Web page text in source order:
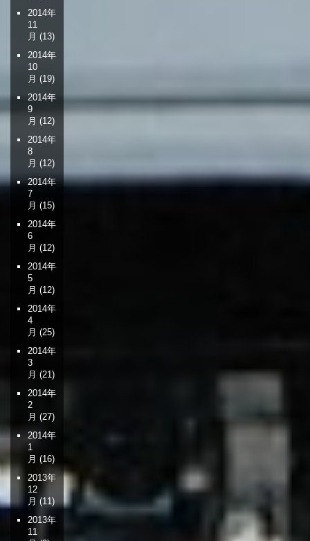
2014年
11
月 (13)
2014年
10
月 (19)
2014年
9
月 (12)
2014年
8
月 (12)
2014年
7
月 (15)
2014年
6
月 (12)
2014年
5
月 (12)
2014年
4
月 (25)
2014年
3
月 (21)
2014年
2
月 (27)
2014年
1
月 (16)
2013年
12
月 (11)
2013年
11